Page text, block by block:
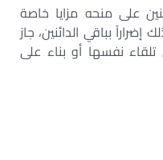
على منحه مزايا خاصة
بباقي الدائنين، جاز
نفسها أو بناء على